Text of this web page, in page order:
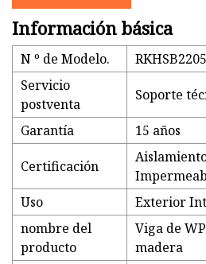
Información básica
N º de Modelo.
Servicio
postventa
Soporte
Garantía 15 años
Certificación
Uso
Exterior
nombre del
producto
Viga de
madera